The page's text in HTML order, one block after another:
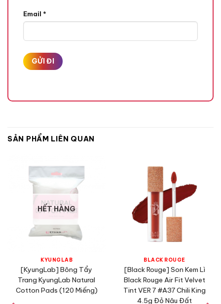
Thành phần
Hyaluronic Acid: Dưỡng ẩm môi, giúp môi ngậm nước, căng
Email *
SẢN PHẨM LIÊN QUAN
HẾT HÀNG
KYUNGLAB
[KyungLab] Bông Tẩy
Trang KyungLab Natural
Cotton Pads (120 Miếng)
BLACK ROUGE
[Black Rouge] Son Kem Lì
Black Rouge Air Fit Velvet
Tint VER 7 #A37 Chili King
4.5g Đỏ Nâu Đất